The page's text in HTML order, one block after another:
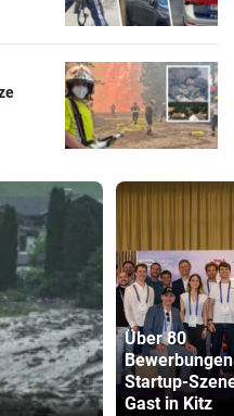
Über 80
Startup-
Gast in Kitz